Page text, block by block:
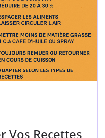
Vos Recettes